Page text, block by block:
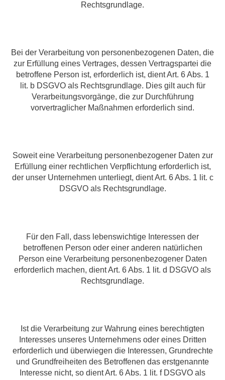
Rechtsgrundlage.
Bei der Verarbeitung von personenbezogenen Daten, die
zur Erfüllung eines Vertrages, dessen Vertragspartei die
betroffene Person ist, erforderlich ist, dient Art. 6 Abs. 1
lit. b DSGVO als Rechtsgrundlage. Dies gilt auch für
Verarbeitungsvorgänge, die zur Durchführung
vorvertraglicher Maßnahmen erforderlich sind.
Soweit eine Verarbeitung personenbezogener Daten zur
Erfüllung einer rechtlichen Verpflichtung erforderlich ist,
der unser Unternehmen unterliegt, dient Art. 6 Abs. 1 lit. c
DSGVO als Rechtsgrundlage.
Für den Fall, dass lebenswichtige Interessen der
betroffenen Person oder einer anderen natürlichen
Person eine Verarbeitung personenbezogener Daten
erforderlich machen, dient Art. 6 Abs. 1 lit. d DSGVO als
Rechtsgrundlage.
Ist die Verarbeitung zur Wahrung eines berechtigten
Interesses unseres Unternehmens oder eines Dritten
erforderlich und überwiegen die Interessen, Grundrechte
und Grundfreiheiten des Betroffenen das erstgenannte
Interesse nicht, so dient Art. 6 Abs. 1 lit. f DSGVO als